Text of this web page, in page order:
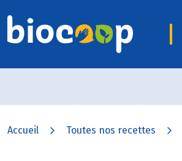
Accueil Toutes nos recettes